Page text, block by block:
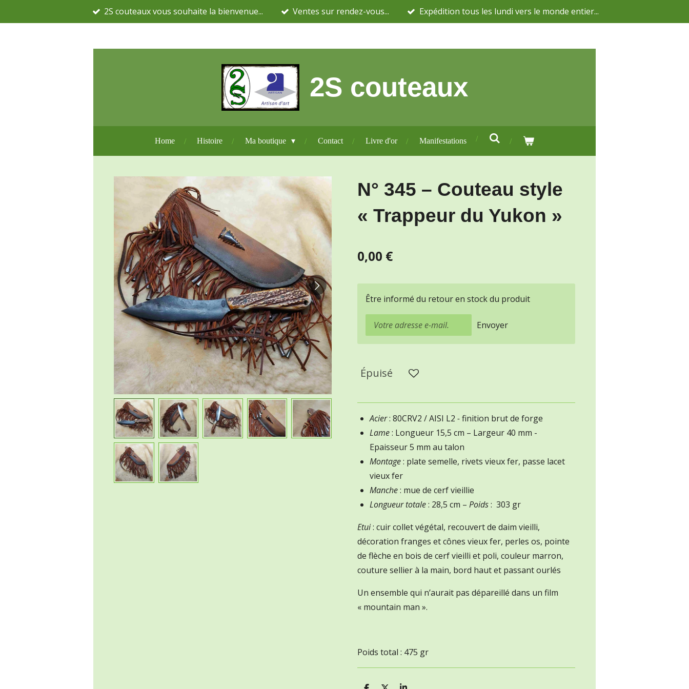
au
2S couteaux vous souhaite la bienvenue... Ventes sur rendez-vous... Expédition tous les lundi vers le monde entier...
2S couteaux
Home Histoire Ma boutique Contact Livre d'or Manifestations
N° 345 – Couteau style
« Trappeur du Yukon »
0,00 €
Être informé du retour en stock du produit
Envoyer
Épuisé
Acier: 80CRV2 / AISI L2 -finition brut de forge
Lame: Longueur 15,5 cm – Largeur 40 mm -
Epaisseur 5 mm au talon
Montage: plate semelle, rivets vieux fer, passe lacet
vieux fer
Manche: mue de cerf vieillie
Longueur totale: 28,5 cm – Poids: 303 gr
Etui: cuir collet végétal, recouvert de daim vieilli,
décoration franges et cônes vieux fer, perles os, pointe
de flèche en bois de cerf vieilli et poli, couleur marron,
couture sellier à la main, bord haut et passant ourlés
Un ensemble qui n’aurait pas dépareillé dans un film
« mountain man ».
Poids total : 475 gr